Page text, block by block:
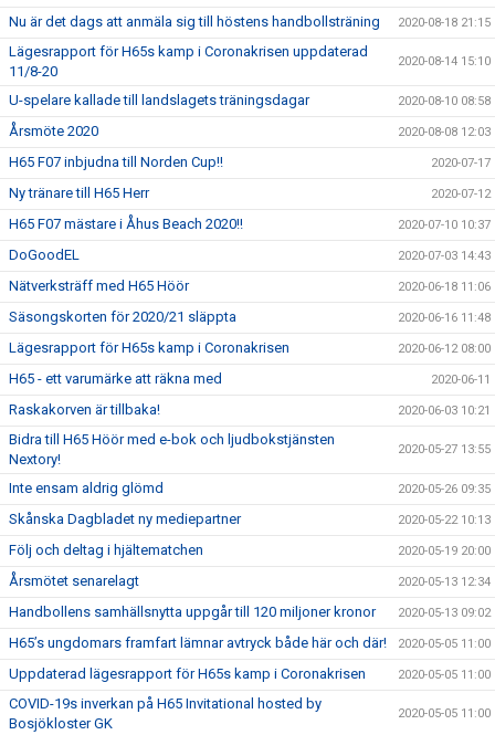
Nu är det dags att anmäla sig till höstens handbollsträning 2020-08-18 21:15
Lägesrapport för H65s kamp i Coronakrisen uppdaterad
11/8-20
2020-08-14 15:10
U-spelare kallade till landslagets träningsdagar 2020-08-10 08:58
Årsmöte 2020 2020-08-08 12:03
H65 F07 inbjudna till Norden Cup!! 2020-07-17
Ny tränare till H65 Herr 2020-07-12
H65 F07 mästare i Åhus Beach 2020!! 2020-07-10 10:37
DoGoodEL 2020-07-03 14:43
Nätverksträff med H65 Höör 2020-06-18 11:06
Säsongskorten för 2020/21 släppta 2020-06-16 11:48
Lägesrapport för H65s kamp i Coronakrisen 2020-06-12 08:00
H65 - ett varumärke att räkna med 2020-06-11
Raskakorven är tillbaka! 2020-06-03 10:21
Bidra till H65 Höör med e-bok och ljudbokstjänsten
Nextory!
2020-05-27 13:55
Inte ensam aldrig glömd 2020-05-26 09:35
Skånska Dagbladet ny mediepartner 2020-05-22 10:13
Följ och deltag i hjältematchen 2020-05-19 20:00
Årsmötet senarelagt 2020-05-13 12:34
Handbollens samhällsnytta uppgår till 120 miljoner kronor 2020-05-13 09:02
H65’s ungdomars framfart lämnar avtryck både här och där! 2020-05-05 11:00
Uppdaterad lägesrapport för H65s kamp i Coronakrisen 2020-05-05 11:00
COVID-19s inverkan på H65 Invitational hosted by
Bosjökloster GK
2020-05-05 11:00